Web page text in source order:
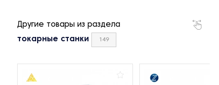
Другие товары из раздела
токарные станки 149